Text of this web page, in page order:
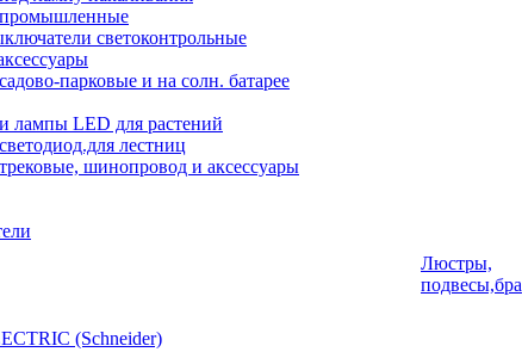
светоконтрольные
парковые и на солн. батарее
лампы LED для растений
лестниц
шинопровод и аксессуары
(Schneider)
Люстры,
подвесы,бра